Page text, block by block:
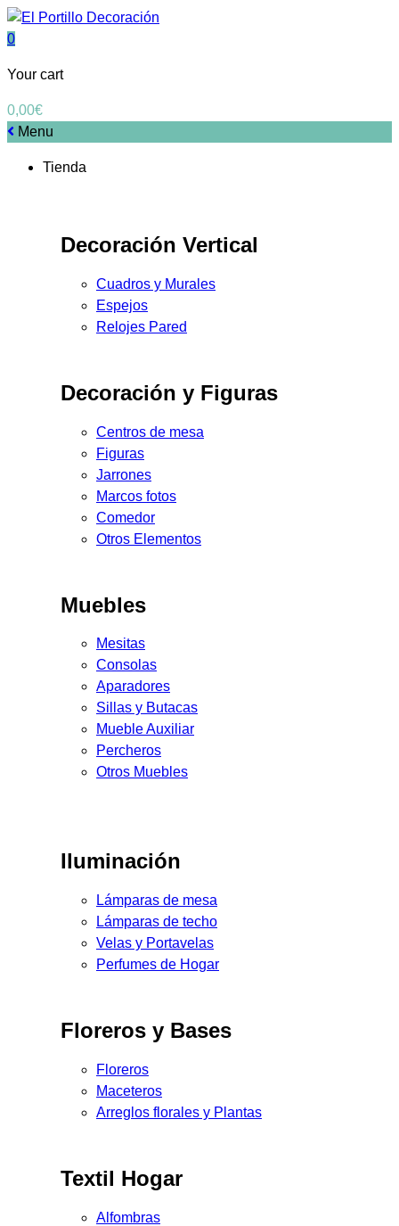
0
Your cart
0,00€
Menu
Tienda
Decoración Vertical
Cuadros y Murales
Espejos
Relojes Pared
Decoración y Figuras
Centros de mesa
Figuras
Jarrones
Marcos fotos
Comedor
Otros Elementos
Muebles
Mesitas
Consolas
Aparadores
Sillas y Butacas
Mueble Auxiliar
Percheros
Otros Muebles
Iluminación
Lámparas de mesa
Lámparas de techo
Velas y Portavelas
Perfumes de Hogar
Floreros y Bases
Floreros
Maceteros
Arreglos florales y Plantas
Textil Hogar
Alfombras